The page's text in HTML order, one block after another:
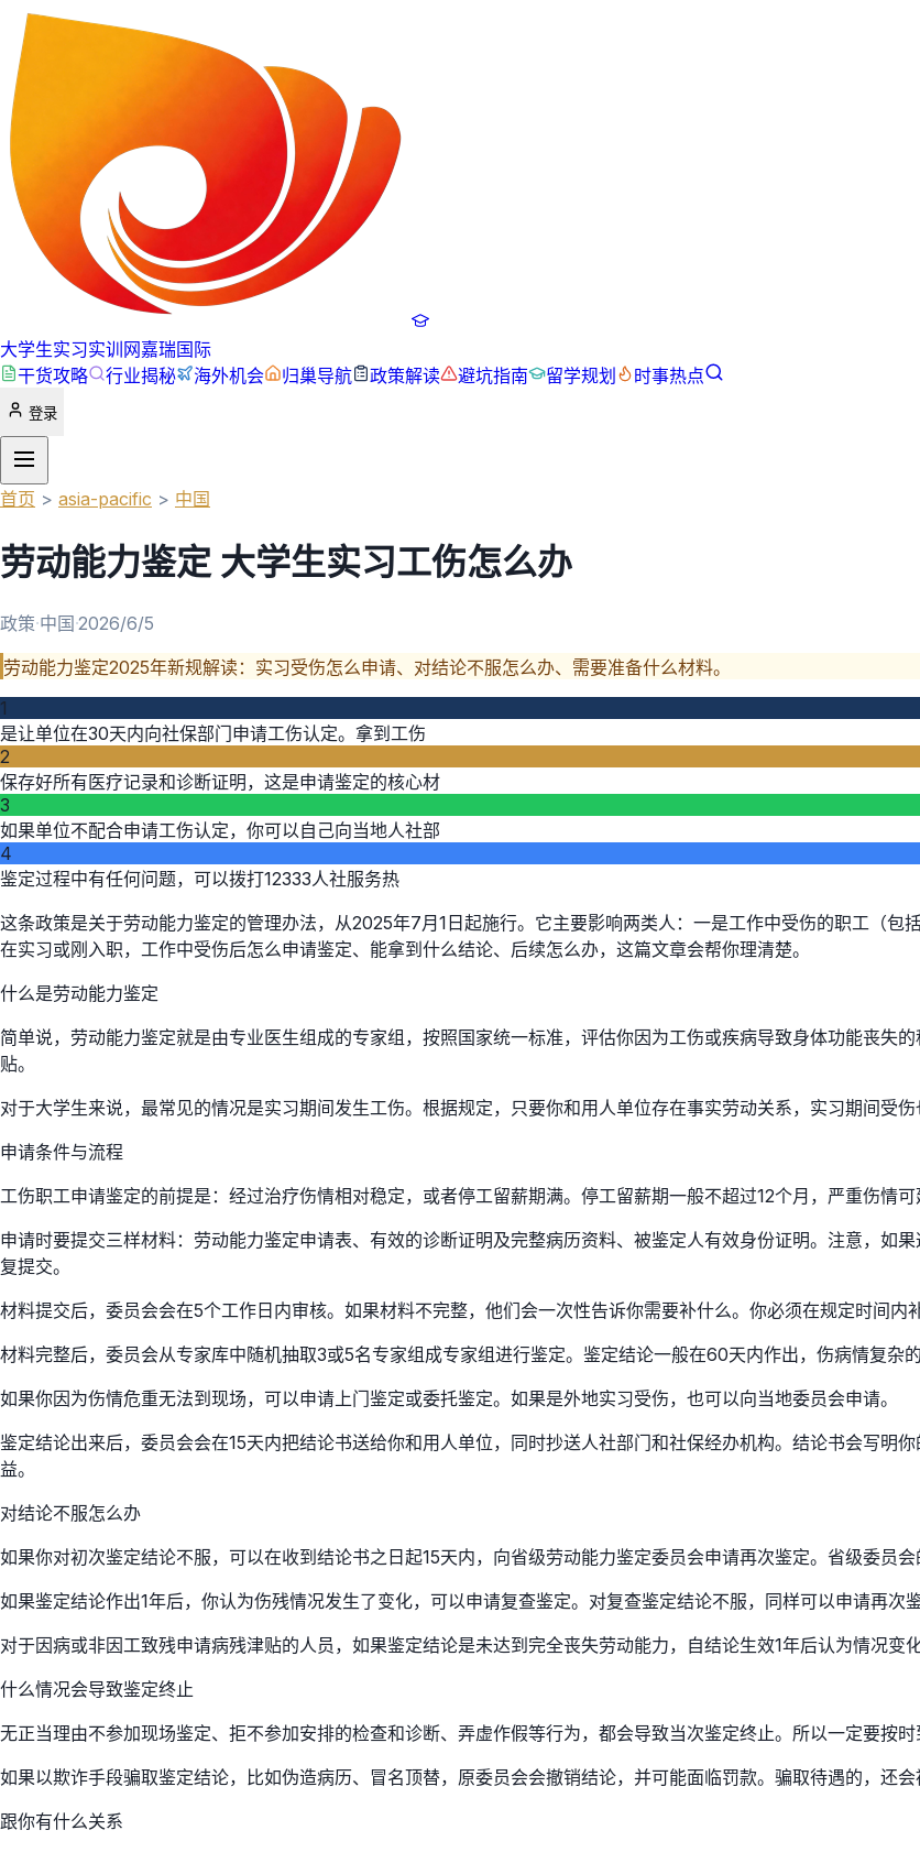
大学生实习实训网嘉瑞国际
干货攻略
行业揭秘 海外机会 归巢导航 政策解读 避坑指南 留学规划 时事热点
登录
首页 > asia-pacific > 中国
劳动能力鉴定 大学生实习工伤怎么办
政策·中国·2026/6/5
劳动能力鉴定2025年新规解读：实习受伤怎么申请、对结论不服怎么办、需要准备什么材料。
1
是让单位在30天内向社保部门申请工伤认定。拿到工伤
2
保存好所有医疗记录和诊断证明，这是申请鉴定的核心材
3
如果单位不配合申请工伤认定，你可以自己向当地人社部
4
鉴定过程中有任何问题，可以拨打12333人社服务热
这条政策是关于劳动能力鉴定的管理办法，从2025年7月1日起施行。它主要影响两类人：一是工作中受伤的职工（
在实习或刚入职，工作中受伤后怎么申请鉴定、能拿到什么结论、后续怎么办，这篇文章会帮你理清楚。
什么是劳动能力鉴定
简单说，劳动能力鉴定就是由专业医生组成的专家组，按照国家统一标准，评估你因为工伤或疾病导致身体功能丧失
贴。
对于大学生来说，最常见的情况是实习期间发生工伤。根据规定，只要你和用人单位存在事实劳动关系，实习期间受
申请条件与流程
工伤职工申请鉴定的前提是：经过治疗伤情相对稳定，或者停工留薪期满。停工留薪期一般不超过12个月，严重伤情可
申请时要提交三样材料：劳动能力鉴定申请表、有效的诊断证明及完整病历资料、被鉴定人有效身份证明。注意，如
复提交。
材料提交后，委员会会在5个工作日内审核。如果材料不完整，他们会一次性告诉你需要补什么。你必须在规定时间内
材料完整后，委员会从专家库中随机抽取3或5名专家组成专家组进行鉴定。鉴定结论一般在60天内作出，伤病情复杂的
如果你因为伤情危重无法到现场，可以申请上门鉴定或委托鉴定。如果是外地实习受伤，也可以向当地委员会申请。
鉴定结论出来后，委员会会在15天内把结论书送给你和用人单位，同时抄送人社部门和社保经办机构。结论书会写明
益。
对结论不服怎么办
如果你对初次鉴定结论不服，可以在收到结论书之日起15天内，向省级劳动能力鉴定委员会申请再次鉴定。省级委员会
如果鉴定结论作出1年后，你认为伤残情况发生了变化，可以申请复查鉴定。对复查鉴定结论不服，同样可以申请再次鉴
对于因病或非因工致残申请病残津贴的人员，如果鉴定结论是未达到完全丧失劳动能力，自结论生效1年后认为情况变
什么情况会导致鉴定终止
无正当理由不参加现场鉴定、拒不参加安排的检查和诊断、弄虚作假等行为，都会导致当次鉴定终止。所以一定要按时
如果以欺诈手段骗取鉴定结论，比如伪造病历、冒名顶替，原委员会会撤销结论，并可能面临罚款。骗取待遇的，还会
跟你有什么关系